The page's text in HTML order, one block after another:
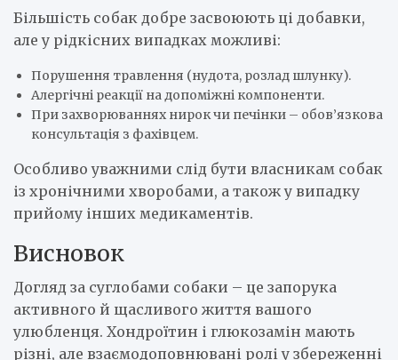
Більшість собак добре засвоюють ці добавки,
але у рідкісних випадках можливі:
Порушення травлення (нудота, розлад шлунку).
Алергічні реакції на допоміжні компоненти.
При захворюваннях нирок чи печінки – обов’язкова
консультація з фахівцем.
Особливо уважними слід бути власникам собак
із хронічними хворобами, а також у випадку
прийому інших медикаментів.
Висновок
Догляд за суглобами собаки – це запорука
активного й щасливого життя вашого
улюбленця. Хондроїтин і глюкозамін мають
різні, але взаємодоповнювані ролі у збереженні